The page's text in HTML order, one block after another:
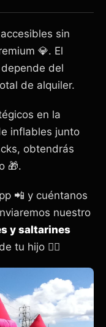
sin
💎. El
depende del
de alquiler.
en la
inflables junto
obtendrás
🎁.
📲 y cuéntanos
nuestro
y saltarines
tu hijo 🦸‍♀️